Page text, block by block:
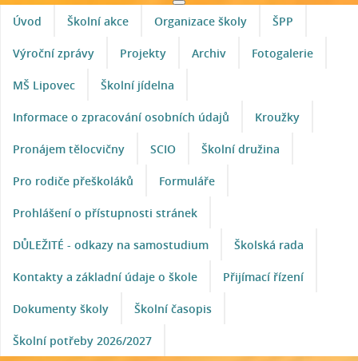
Úvod Školní akce Organizace školy ŠPP
Výroční zprávy Projekty Archiv Fotogalerie
MŠ Lipovec Školní jídelna
Informace o zpracování osobních údajů Kroužky
Pronájem tělocvičny SCIO Školní družina
Pro rodiče přeškoláků Formuláře
Prohlášení o přístupnosti stránek
DŮLEŽITÉ - odkazy na samostudium Školská rada
Kontakty a základní údaje o škole Přijímací řízení
Dokumenty školy Školní časopis
Školní potřeby 2026/2027